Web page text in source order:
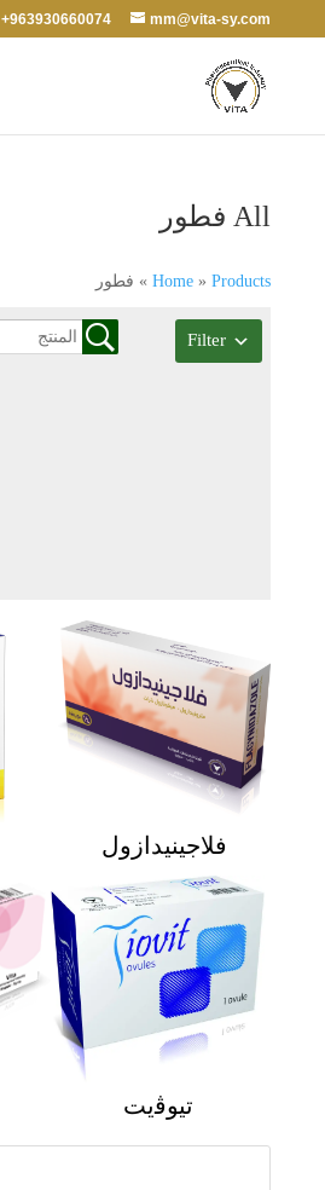
+963930660074 mm@vita-sy.com
All فطور
Home »Products
» فطور
Filter
فلاجينيدازول
تيوﭬيت